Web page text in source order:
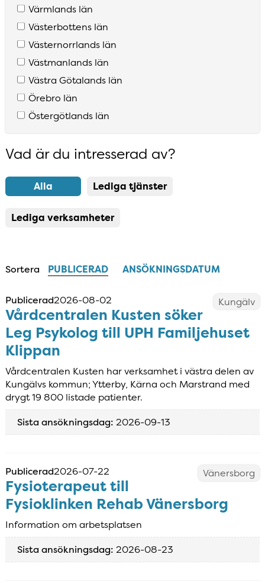
Resultatlista uppdaterad
Vad är du intresserad av?
Alla Lediga tjänster
Lediga verksamheter
Sortera PUBLICERAD ANSÖKNINGSDATUM
Kungälv
Publicerad2026-08-02
Vårdcentralen Kusten söker
Leg Psykolog till UPH Familjehuset
Klippan
Vårdcentralen Kusten har verksamhet i västra delen av
Kungälvs kommun; Ytterby, Kärna och Marstrand med
drygt 19 800 listade patienter.
Sista ansökningsdag: 2026-09-13
Vänersborg
Publicerad2026-07-22
Fysioterapeut till
Fysioklinken Rehab Vänersborg
Information om arbetsplatsen
Sista ansökningsdag: 2026-08-23
Värmlands län
Västerbottens län
Västernorrlands län
Västmanlands län
Västra Götalands län
Örebro län
Östergötlands län